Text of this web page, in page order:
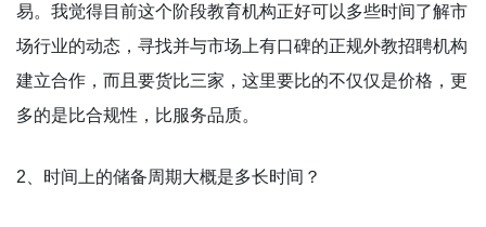
易。我觉得目前这个阶段教育机构正好可以多些时间了解市
场行业的动态，寻找并与市场上有口碑的正规外教招聘机构
建立合作，而且要货比三家，这里要比的不仅仅是价格，更
多的是比合规性，比服务品质。
2、时间上的储备周期大概是多长时间？